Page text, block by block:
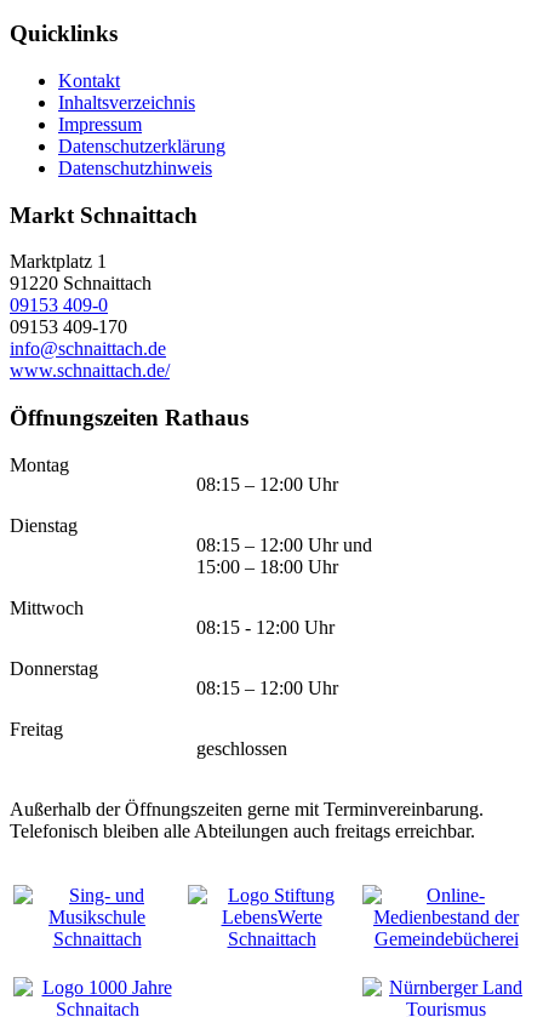
Quicklinks
Kontakt
Inhaltsverzeichnis
Impressum
Datenschutzerklärung
Datenschutzhinweis
Markt Schnaittach
Marktplatz 1
91220 Schnaittach
09153 409-0
09153 409-170
info@schnaittach.de
www.schnaittach.de/
Öffnungszeiten Rathaus
Montag
08:15 – 12:00 Uhr
Dienstag
08:15 – 12:00 Uhr und
15:00 – 18:00 Uhr
Mittwoch
08:15 - 12:00 Uhr
Donnerstag
08:15 – 12:00 Uhr
Freitag
geschlossen
Außerhalb der Öffnungszeiten gerne mit Terminvereinbarung.
Telefonisch bleiben alle Abteilungen auch freitags erreichbar.